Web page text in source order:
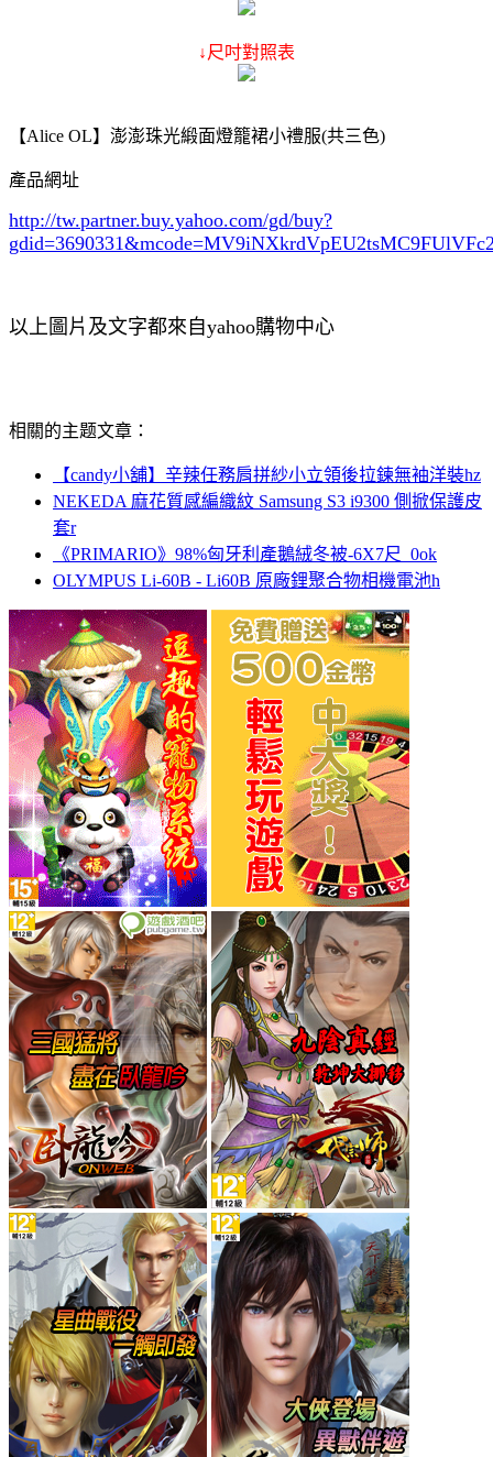
↓尺吋對照表
【Alice OL】澎澎珠光緞面燈籠裙小禮服(共三色)
產品網址
http://tw.partner.buy.yahoo.com/gd/buy?
gdid=3690331
以上圖片及文字都來自yahoo購物中心
相關的主题文章：
【candy小舖】辛辣任務肩拼紗小立領後拉鍊無袖洋裝hz
NEKEDA 麻花質感編織紋 Samsung S3 i9300 側掀保護皮
套r
《PRIMARIO》98%匈牙利產鵝絨冬被-6X7尺_0ok
OLYMPUS Li-60B - Li60B 原廠鋰聚合物相機電池h